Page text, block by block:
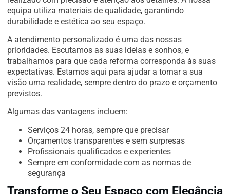
equipa utiliza materiais de qualidade, garantindo
durabilidade e estética ao seu espaço.
A atendimento personalizado é uma das nossas
prioridades. Escutamos as suas ideias e sonhos, e
trabalhamos para que cada reforma corresponda às suas
expectativas. Estamos aqui para ajudar a tornar a sua
visão uma realidade, sempre dentro do prazo e orçamento
previstos.
Algumas das vantagens incluem:
Serviços 24 horas, sempre que precisar
Orçamentos transparentes e sem surpresas
Profissionais qualificados e experientes
Sempre em conformidade com as normas de
segurança
Transforme o Seu Espaço com Elegância